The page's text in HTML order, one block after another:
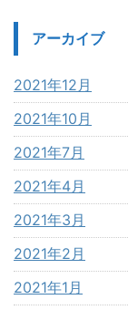
アーカイブ
2021年12月
2021年10月
2021年7月
2021年4月
2021年3月
2021年2月
2021年1月